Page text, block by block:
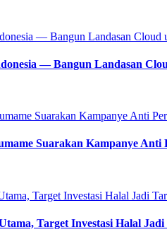
— Bangun Landasan
Suarakan Kampanye Anti
Target Investasi Halal